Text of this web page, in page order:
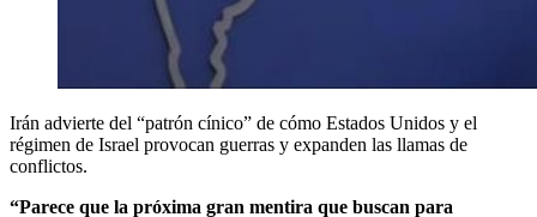
Irán advierte del “patrón cínico” de cómo Estados Unidos y el
régimen de Israel provocan guerras y expanden las llamas de
conflictos.
“Parece que la próxima gran mentira que buscan para